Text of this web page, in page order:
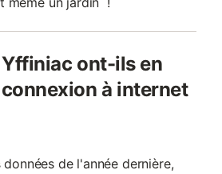
ont-ils en
à internet
données de l'année dernière,